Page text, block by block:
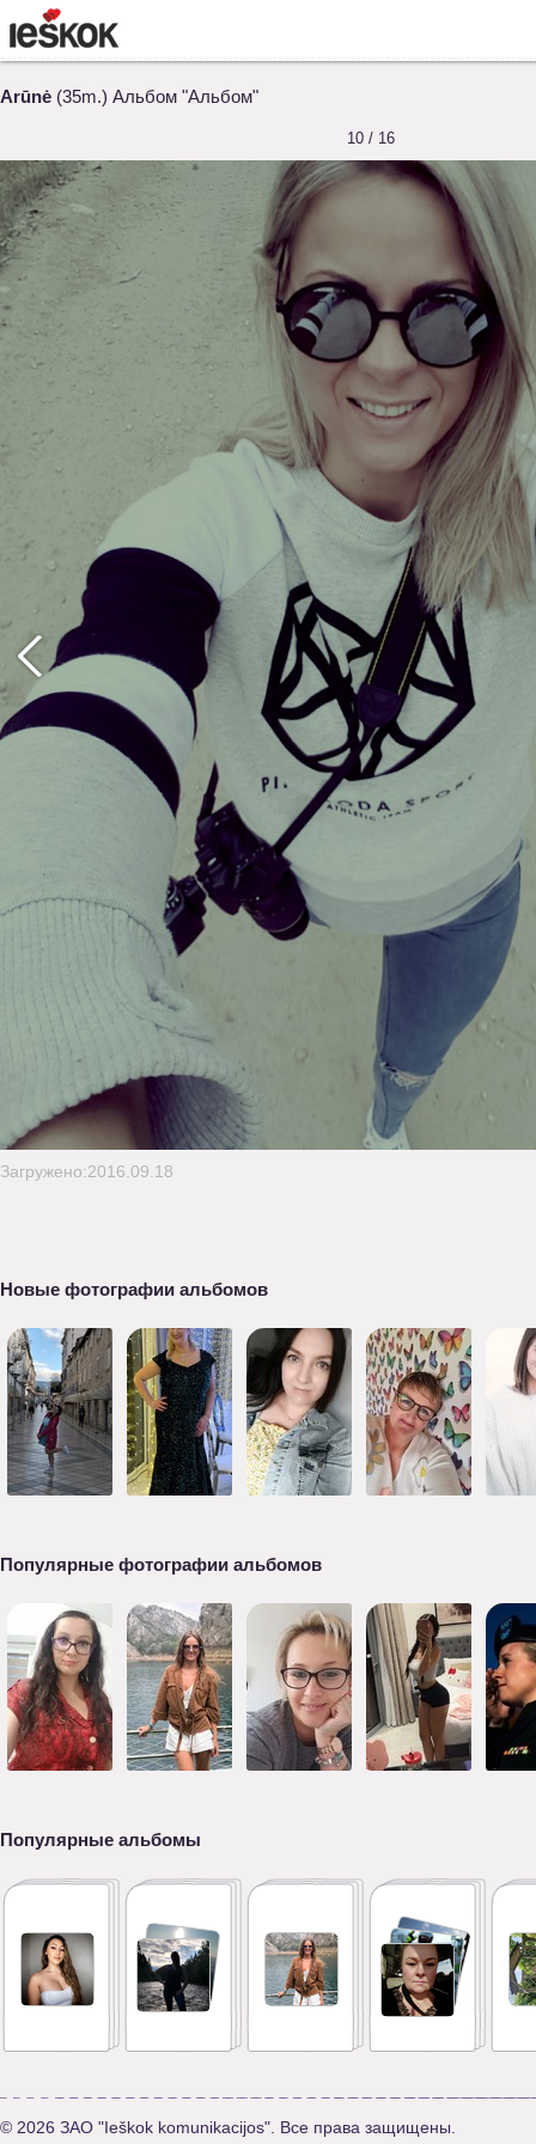
Arūnė (35m.) Альбом "Альбом"
10 / 16
Загружено:2016.09.18
Новые фотографии альбомов
Популярные фотографии альбомов
Популярные альбомы
© 2026 ЗАО "Ieškok komunikacijos". Все права защищены.